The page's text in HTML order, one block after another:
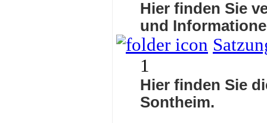
Hier finden Sie
und
1
Hier finden Sie
Sontheim.